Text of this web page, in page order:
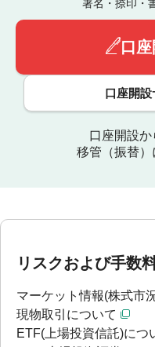
署名・捺印・
口座
口座開
口座開設
移管（振替
リスクおよび手数
マーケット情報(株式市
現物取引について
ETF(上場投資信託)につ